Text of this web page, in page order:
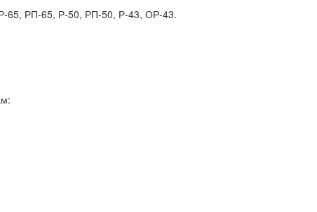
Р-65, РП-65, Р-50, РП-50, Р-43, ОР-43.